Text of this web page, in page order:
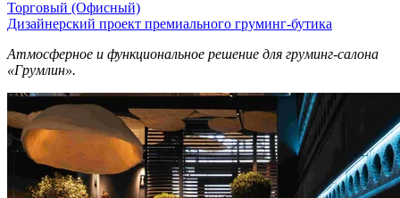
Торговый (Офисный)
Дизайнерский проект премиального груминг-бутика
Атмосферное и функциональное решение для груминг-салона
«Грумлин».